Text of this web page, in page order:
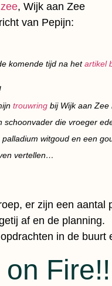
, Wijk aan Zee
van Pepijn:
komende tijd na hetartikel
trouwring bij Wijk aan Zee
die vroeger
witgoud en een
vertellen…
er zijn een aantal
af en de planning.
in de buurt
Fire!!